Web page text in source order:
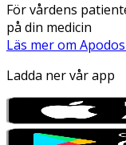
För vårdens
på din medicin
Läs mer om
Ladda ner vår app